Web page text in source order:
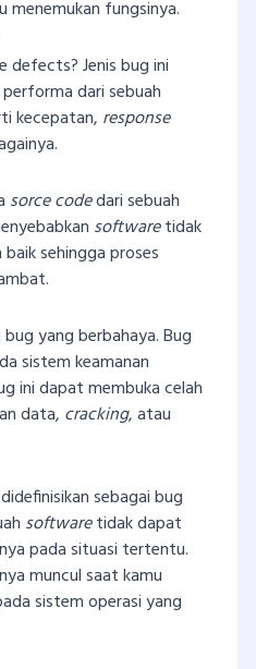
menemukan fungsinya.
Jenis bug ini
dari sebuah
kecepatan, response
sorce codedari sebuah
softwaretidak
sehingga proses
yang berbahaya. Bug
sistem keamanan
ini dapat membuka celah
data, cracking, atau
sebagai bug
softwaretidak dapat
pada situasi tertentu.
muncul saat kamu
sistem operasi yang